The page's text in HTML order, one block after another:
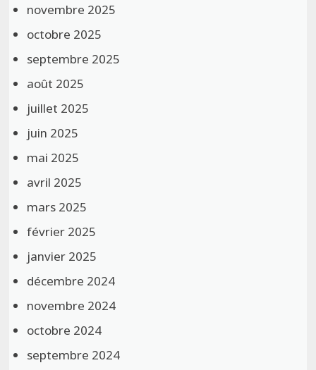
novembre 2025
octobre 2025
septembre 2025
août 2025
juillet 2025
juin 2025
mai 2025
avril 2025
mars 2025
février 2025
janvier 2025
décembre 2024
novembre 2024
octobre 2024
septembre 2024